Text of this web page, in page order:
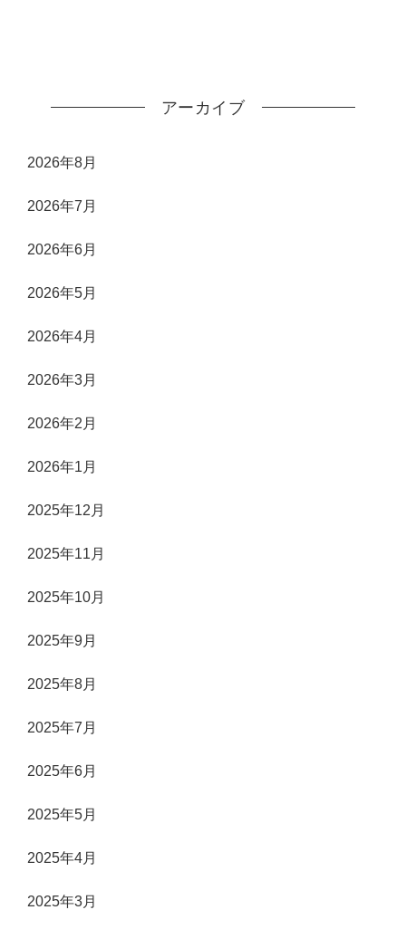
アーカイブ
2026年8月
2026年7月
2026年6月
2026年5月
2026年4月
2026年3月
2026年2月
2026年1月
2025年12月
2025年11月
2025年10月
2025年9月
2025年8月
2025年7月
2025年6月
2025年5月
2025年4月
2025年3月